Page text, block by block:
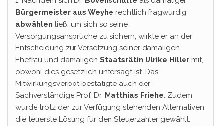
Bürgermeister aus Weyhe rechtlich fragwürdig
abwählen ließ, um sich so seine
Versorgungsansprüche zu sichern, wirkte er an der
Entscheidung zur Versetzung seiner damaligen
Ehefrau und damaligen Staatsrätin Ulrike Hiller mit,
obwohl dies gesetzlich untersagt ist. Das
Mitwirkungsverbot bestätigte auch der
Sachverständige Prof. Dr. Matthias Friehe. Zudem
wurde trotz der zur Verfügung stehenden Alternativen
die teuerste Lösung für den Steuerzahler gewählt.